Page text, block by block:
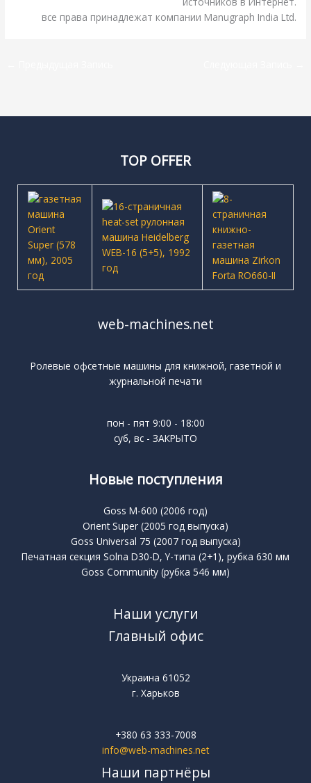
все права принадлежат компании Manugraph India Ltd.
TOP OFFER
web-machines.net
Ролевые офсетные машины для книжной, газетной и
журнальной печати
пон - пят 9:00 - 18:00
суб, вс - ЗАКРЫТО
Новые поступления
Goss M-600 (2006 год)
Orient Super (2005 год выпуска)
Goss Universal 75 (2007 год выпуска)
Печатная секция Solna D30-D, Y-типа (2+1), рубка 630 мм
Goss Community (рубка 546 мм)
Наши услуги
Главный офис
Украина 61052
г. Харьков
+380 63 333-7008
info@web-machines.net
Наши партнёры